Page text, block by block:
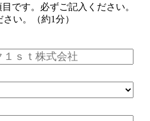
です。必ずご記入ください。
い。（約1分）